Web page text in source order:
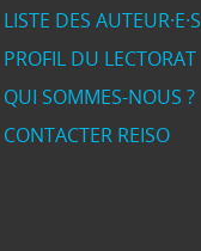
LISTE DES AUTEUR·E·S
PROFIL DU LECTORAT
QUI SOMMES-NOUS ?
CONTACTER REISO